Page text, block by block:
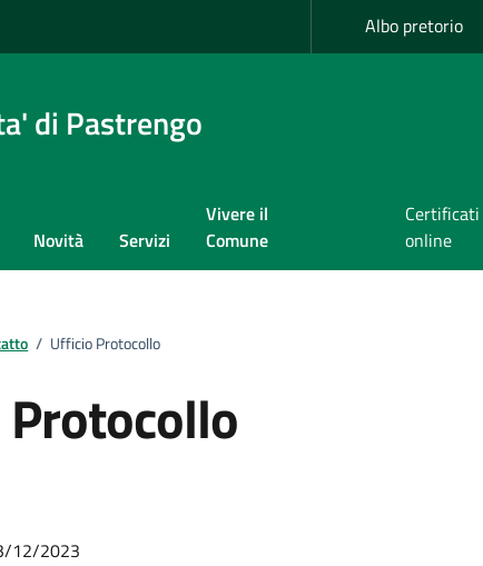
Albo pretorio
di Pastrengo
Novità Servizi
Vivere il
Comune
Certificati
online
/ Ufficio Protocollo
12/2023